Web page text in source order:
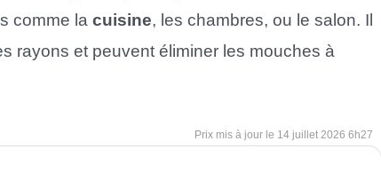
comme la cuisine, les chambres, ou le salon. Il
rayons et peuvent éliminer les mouches à
14 juillet 2026 6h27